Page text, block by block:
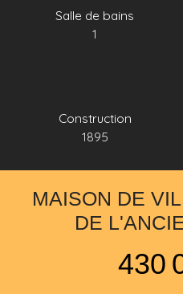
Salle de bains
1
Construction
1895
MAISON DE
DE
430